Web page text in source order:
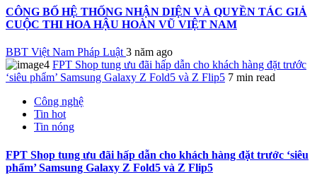
CÔNG BỐ HỆ THỐNG NHẬN DIỆN VÀ QUYỀN TÁC GIẢ
CUỘC THI HOA HẬU HOÀN VŨ VIỆT NAM
BBT Việt Nam Pháp Luật 3 năm ago
FPT Shop tung ưu đãi hấp dẫn cho khách hàng đặt trước
‘siêu phẩm’ Samsung Galaxy Z Fold5 và Z Flip5 7 min read
Công nghệ
Tin hot
Tin nóng
FPT Shop tung ưu đãi hấp dẫn cho khách hàng đặt trước ‘siêu
phẩm’ Samsung Galaxy Z Fold5 và Z Flip5